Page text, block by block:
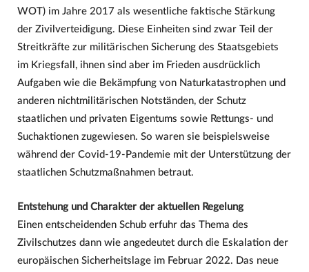
WOT) im Jahre 2017 als wesentliche faktische Stärkung
der Zivilverteidigung. Diese Einheiten sind zwar Teil der
Streitkräfte zur militärischen Sicherung des Staatsgebiets
im Kriegsfall, ihnen sind aber im Frieden ausdrücklich
Aufgaben wie die Bekämpfung von Naturkatastrophen und
anderen nichtmilitärischen Notständen, der Schutz
staatlichen und privaten Eigentums sowie Rettungs- und
Suchaktionen zugewiesen. So waren sie beispielsweise
während der Covid-19-Pandemie mit der Unterstützung der
staatlichen Schutzmaßnahmen betraut.
Entstehung und Charakter der aktuellen Regelung
Einen entscheidenden Schub erfuhr das Thema des
Zivilschutzes dann wie angedeutet durch die Eskalation der
europäischen Sicherheitslage im Februar 2022. Das neue